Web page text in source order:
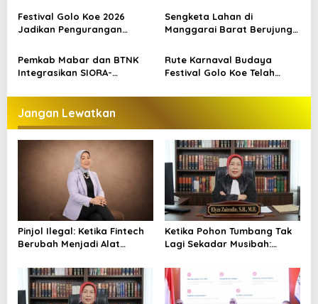
Keselamatan Jadi Prioritas
Festival Golo Koe 2026
Jadikan Pengurangan
Bersama Warga Labuan
Bajo
Sengketa Lahan di
Manggarai Barat Berujung
Pondok Dibakar
Pemkab Mabar dan BTNK
Integrasikan SIORA-
Rute Karnaval Budaya
Festival Golo Koe Telah
Jangan Lewatkan
Pinjol Ilegal: Ketika Fintech
Berubah Menjadi Alat
Ketika Pohon Tumbang Tak
Lagi Sekadar Musibah:
Pertanggungjawaban
Hukum Dalam Kuhp Baru